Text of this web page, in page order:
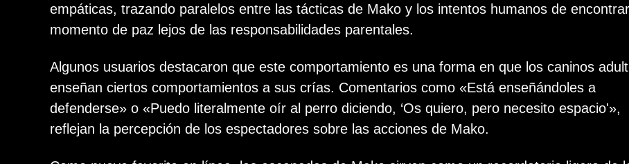
empáticas, trazando paralelos entre las tácticas de Mako y los intentos humanos de
momento de paz lejos de las responsabilidades parentales.
Algunos usuarios destacaron que este comportamiento es una forma en que los caninos
enseñan ciertos comportamientos a sus crías. Comentarios como «Está enseñándoles a
defenderse» o «Puedo literalmente oír al perro diciendo, ‘Os quiero, pero necesito espacio'»,
reflejan la percepción de los espectadores sobre las acciones de Mako.